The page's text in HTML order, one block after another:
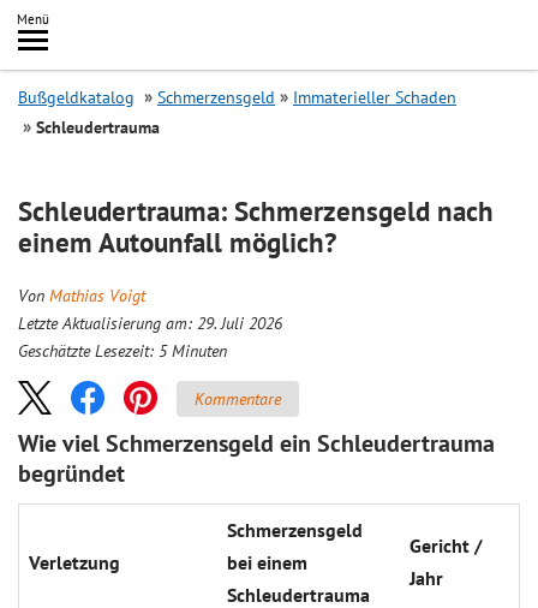
Inhalt
springen
Menü
Search
Bußgeldkatalog Schmerzensgeld
Immaterieller Schaden
Schleudertrauma
Schleudertrauma: Schmerzensgeld nach
einem Autounfall möglich?
Von Mathias Voigt
Letzte Aktualisierung am: 29. Juli 2026
Geschätzte Lesezeit: 5 Minuten
Kommentare
Wie viel Schmerzensgeld ein Schleudertrauma
begründet
Verletzung
Schmer­zens­geld
bei einem
Schleuder­trauma
Gericht /
Jahr